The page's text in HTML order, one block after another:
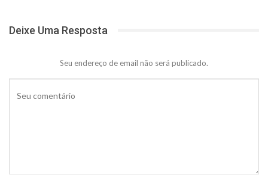
Deixe Uma Resposta
Seu endereço de email não será publicado.